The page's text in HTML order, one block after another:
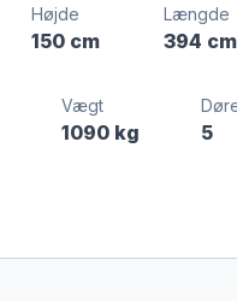
Højde
150 cm
Længde
394 cm
Vægt
1090 kg 5